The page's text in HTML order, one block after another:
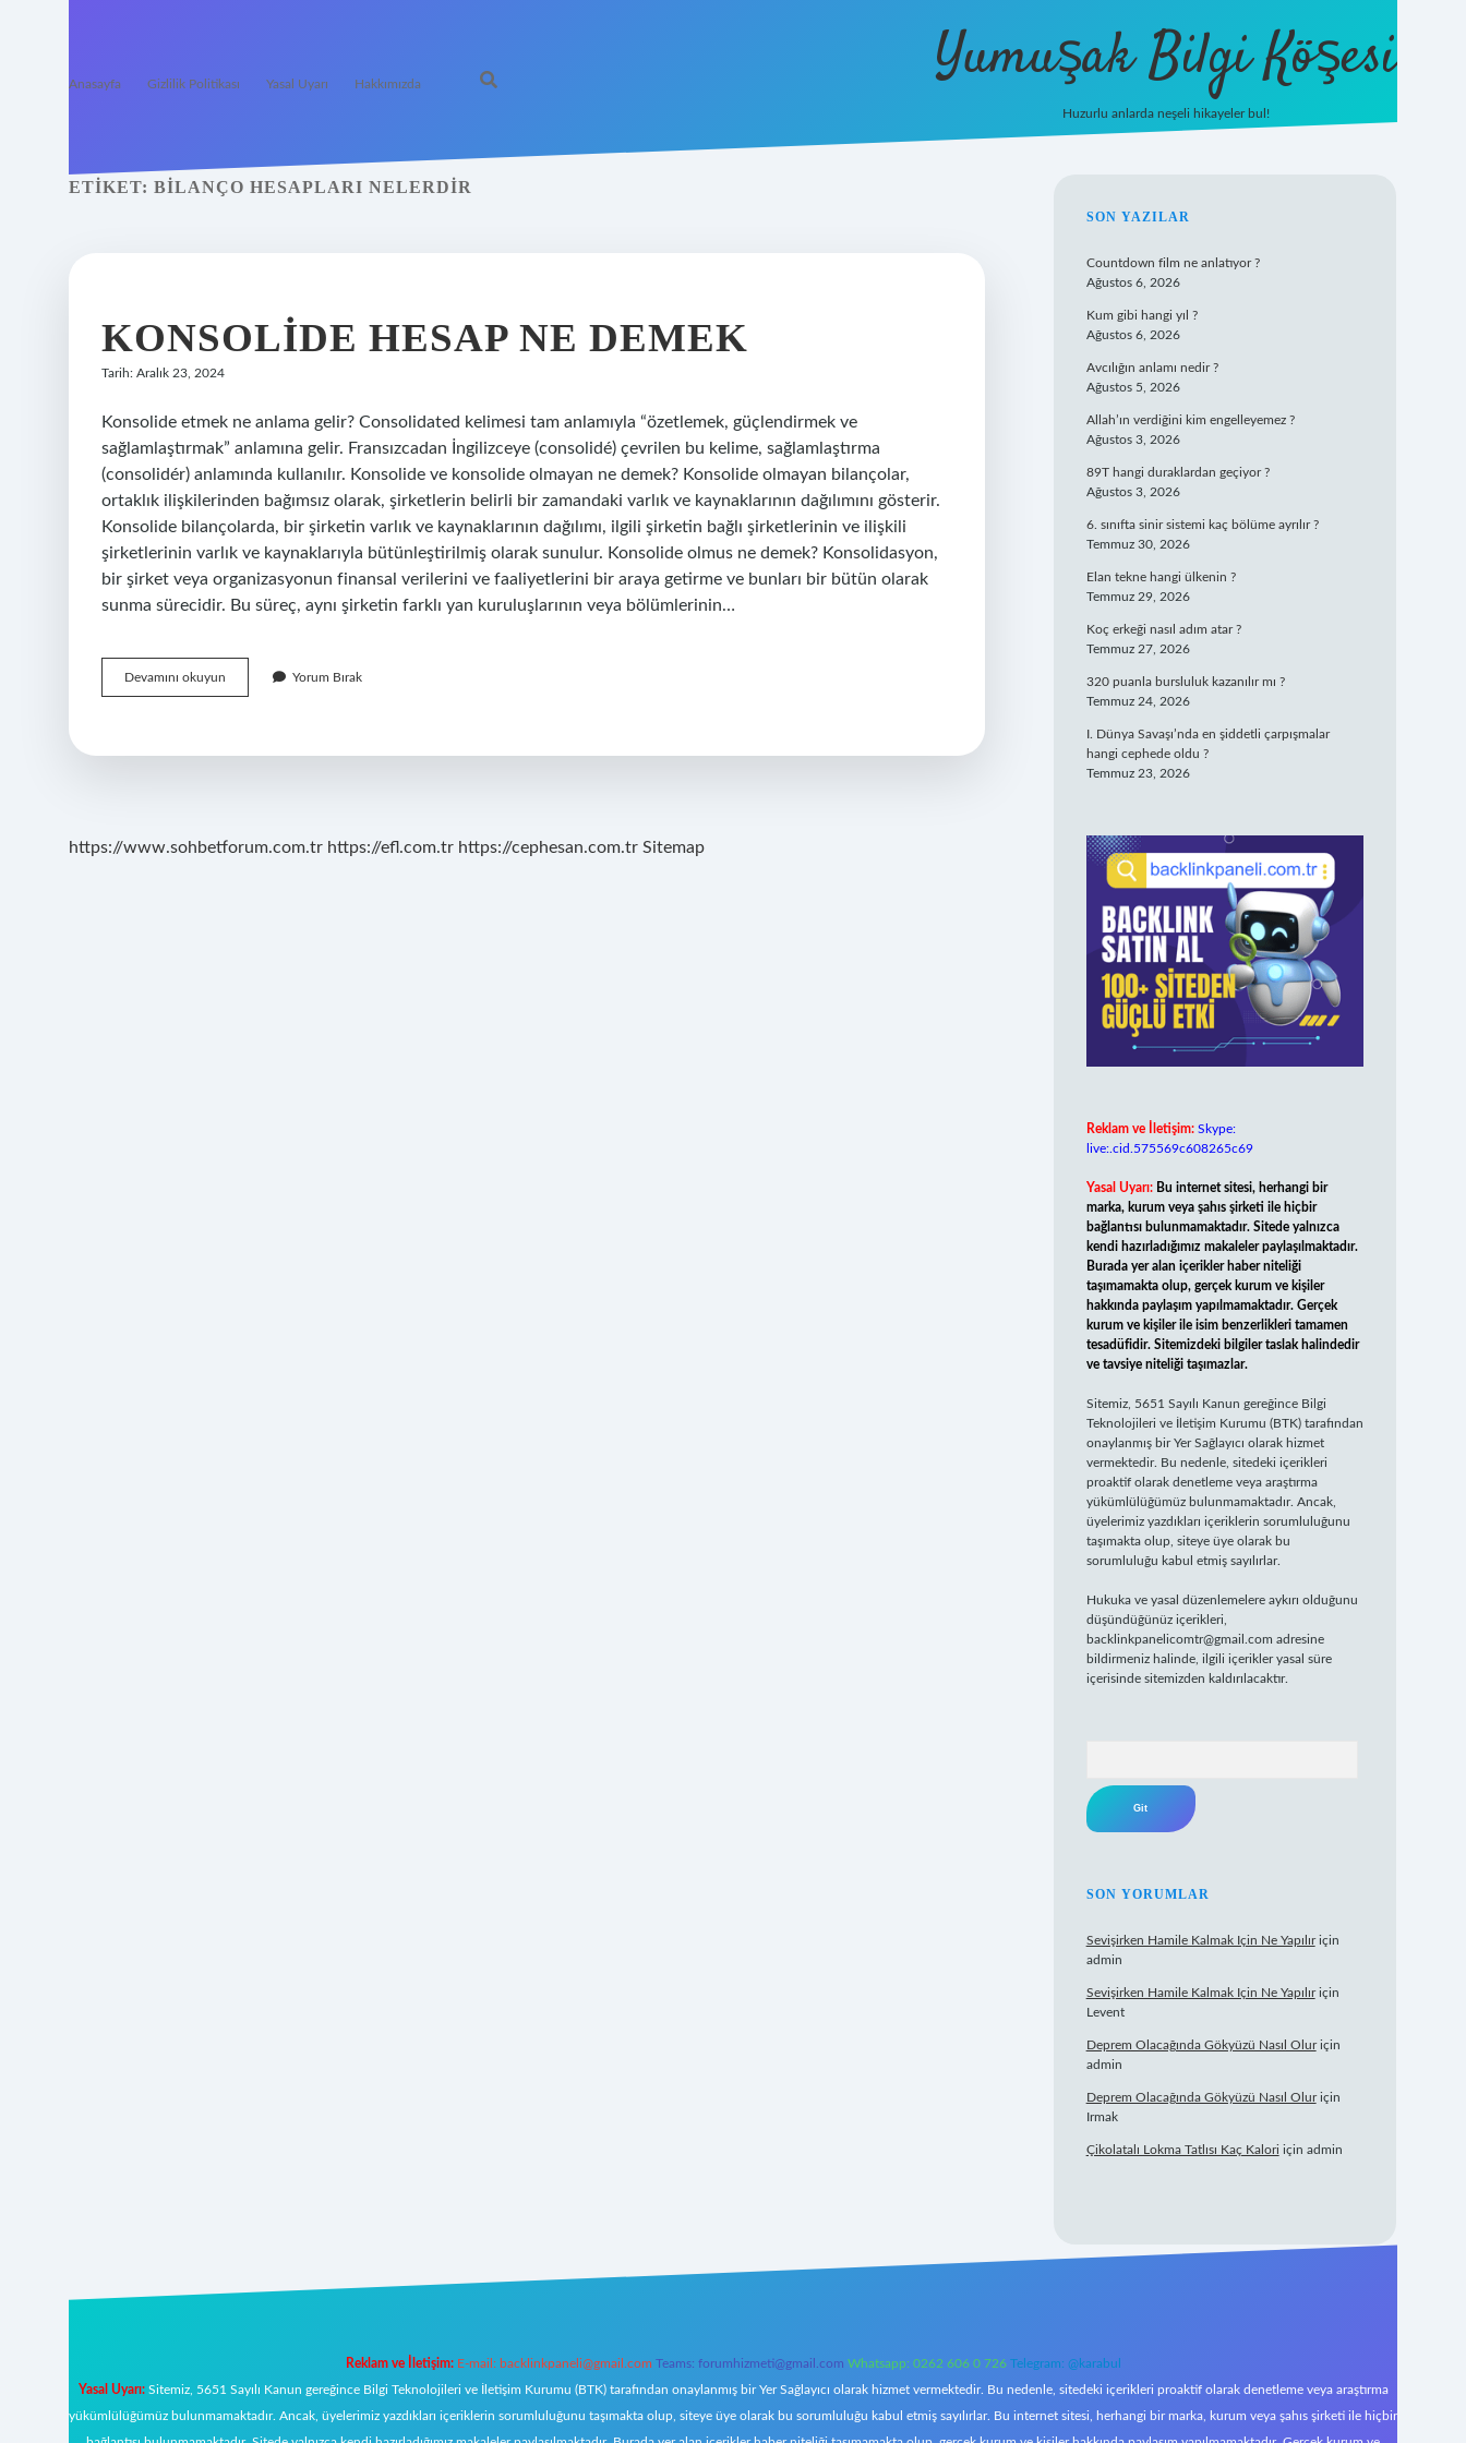
Anasayfa Gizlilik Politikası Yasal Uyarı Hakkımızda Yumuşak Bilgi Köşesi
Huzurlu anlarda neşeli hikayeler bul!
ETIKET: BILANÇO HESAPLARI NELERDIR
KONSOLIDE HESAP NE DEMEK
Tarih: Aralık 23, 2024
Konsolide etmek ne anlama gelir? Consolidated kelimesi tam anlamıyla “özetlemek, güçlendirmek ve
sağlamlaştırmak” anlamına gelir. Fransızcadan İngilizceye (consolidé) çevrilen bu kelime, sağlamlaştırma
(consolidér) anlamında kullanılır. Konsolide ve konsolide olmayan ne demek? Konsolide olmayan bilançolar,
ortaklık ilişkilerinden bağımsız olarak, şirketlerin belirli bir zamandaki varlık ve kaynaklarının dağılımını gösterir.
Konsolide bilançolarda, bir şirketin varlık ve kaynaklarının dağılımı, ilgili şirketin bağlı şirketlerinin ve ilişkili
şirketlerinin varlık ve kaynaklarıyla bütünleştirilmiş olarak sunulur. Konsolide olmus ne demek? Konsolidasyon,
bir şirket veya organizasyonun finansal verilerini ve faaliyetlerini bir araya getirme ve bunları bir bütün olarak
sunma sürecidir. Bu süreç, aynı şirketin farklı yan kuruluşlarının veya bölümlerinin…
Devamını okuyun Konsolide
Hesap
Yorum Bırak
https://www.sohbetforum.com.tr https://efl.com.tr https://cephesan.com.tr Sitemap
SIDEBAR
SON YAZILAR
Countdown film ne anlatıyor ?
Ağustos 6, 2026
Kum gibi hangi yıl ?
Ağustos 6, 2026
Avcılığın anlamı nedir ?
Ağustos 5, 2026
Allah’ın verdiğini kim engelleyemez ?
Ağustos 3, 2026
89T hangi duraklardan geçiyor ?
Ağustos 3, 2026
6. sınıfta sinir sistemi kaç bölüme ayrılır ?
Temmuz 30, 2026
Elan tekne hangi ülkenin ?
Temmuz 29, 2026
Koç erkeği nasıl adım atar ?
Temmuz 27, 2026
320 puanla bursluluk kazanılır mı ?
Temmuz 24, 2026
I. Dünya Savaşı’nda en şiddetli çarpışmalar
hangi cephede oldu ?
Temmuz 23, 2026
Reklam ve İletişim: Skype:
live:.cid.575569c608265c69
Yasal Uyarı: Bu internet sitesi, herhangi bir
marka, kurum veya şahıs şirketi ile hiçbir
bağlantısı bulunmamaktadır. Sitede yalnızca
kendi hazırladığımız makaleler paylaşılmaktadır.
Burada yer alan içerikler haber niteliği
taşımamakta olup, gerçek kurum ve kişiler
hakkında paylaşım yapılmamaktadır. Gerçek
kurum ve kişiler ile isim benzerlikleri tamamen
tesadüfidir. Sitemizdeki bilgiler taslak halindedir
ve tavsiye niteliği taşımazlar.
Sitemiz, 5651 Sayılı Kanun gereğince Bilgi
Teknolojileri ve İletişim Kurumu (BTK) tarafından
onaylanmış bir Yer Sağlayıcı olarak hizmet
vermektedir. Bu nedenle, sitedeki içerikleri
proaktif olarak denetleme veya araştırma
yükümlülüğümüz bulunmamaktadır. Ancak,
üyelerimiz yazdıkları içeriklerin sorumluluğunu
taşımakta olup, siteye üye olarak bu
sorumluluğu kabul etmiş sayılırlar.
Hukuka ve yasal düzenlemelere aykırı olduğunu
düşündüğünüz içerikleri,
backlinkpanelicomtr@gmail.com adresine
bildirmeniz halinde, ilgili içerikler yasal süre
içerisinde sitemizden kaldırılacaktır.
SON YORUMLAR
Sevişirken Hamile Kalmak Için Ne Yapılıriçin
admin
Sevişirken Hamile Kalmak Için Ne Yapılıriçin
Levent
Deprem Olacağında Gökyüzü Nasıl Oluriçin
admin
Deprem Olacağında Gökyüzü Nasıl Oluriçin
Irmak
Çikolatalı Lokma Tatlısı Kaç Kalori için admin
Reklam ve İletişim: E-mail: backlinkpaneli@gmail.com Teams: forumhizmeti@gmail.com Whatsapp: 0262 606 0 726 Telegram: @karabul
Yasal Uyarı:Sitemiz, 5651 Sayılı Kanun gereğince Bilgi Teknolojileri ve İletişim Kurumu (BTK) tarafından onaylanmış bir Yer Sağlayıcı olarak hizmet vermektedir. Bu nedenle, sitedeki içerikleri proaktif olarak denetleme veya araştırma
yükümlülüğümüz bulunmamaktadır. Ancak, üyelerimiz yazdıkları içeriklerin sorumluluğunu taşımakta olup, siteye üye olarak bu sorumluluğu kabul etmiş sayılırlar. Bu internet sitesi, herhangi bir marka, kurum veya şahıs şirketi ile hiçbir